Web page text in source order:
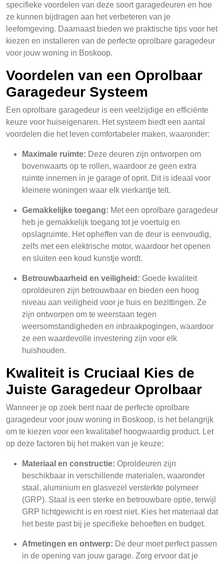
specifieke voordelen van deze soort garagedeuren en hoe
ze kunnen bijdragen aan het verbeteren van je
leefomgeving. Daarnaast bieden we praktische tips voor het
kiezen en installeren van de perfecte oprolbare garagedeur
voor jouw woning in Boskoop.
Voordelen van een Oprolbaar
Garagedeur Systeem
Een oprolbare garagedeur is een veelzijdige en efficiënte
keuze voor huiseigenaren. Het systeem biedt een aantal
voordelen die het leven comfortabeler maken, waaronder:
Maximale ruimte: Deze deuren zijn ontworpen om
bovenwaarts op te rollen, waardoor ze geen extra
ruimte innemen in je garage of oprit. Dit is ideaal voor
kleinere woningen waar elk vierkantje telt.
Gemakkelijke toegang: Met een oprolbare garagedeur
heb je gemakkelijk toegang tot je voertuig en
opslagruimte. Het opheffen van de deur is eenvoudig,
zelfs met een elektrische motor, waardoor het openen
en sluiten een koud kunstje wordt.
Betrouwbaarheid en veiligheid: Goede kwaliteit
oproldeuren zijn betrouwbaar en bieden een hoog
niveau aan veiligheid voor je huis en bezittingen. Ze
zijn ontworpen om te weerstaan tegen
weersomstandigheden en inbraakpogingen, waardoor
ze een waardevolle investering zijn voor elk
huishouden.
Kwaliteit is Cruciaal Kies de
Juiste Garagedeur Oprolbaar
Wanneer je op zoek bent naar de perfecte oprolbare
garagedeur voor jouw woning in Boskoop, is het belangrijk
om te kiezen voor een kwalitatief hoogwaardig product. Let
op deze factoren bij het maken van je keuze:
Materiaal en constructie: Oproldeuren zijn
beschikbaar in verschillende materialen, waaronder
staal, aluminium en glasvezel versterkte polymeer
(GRP). Staal is een sterke en betrouwbare optie, terwijl
GRP lichtgewicht is en roest niet. Kies het materiaal dat
het beste past bij je specifieke behoeften en budget.
Afmetingen en ontwerp: De deur moet perfect passen
in de opening van jouw garage. Zorg ervoor dat je